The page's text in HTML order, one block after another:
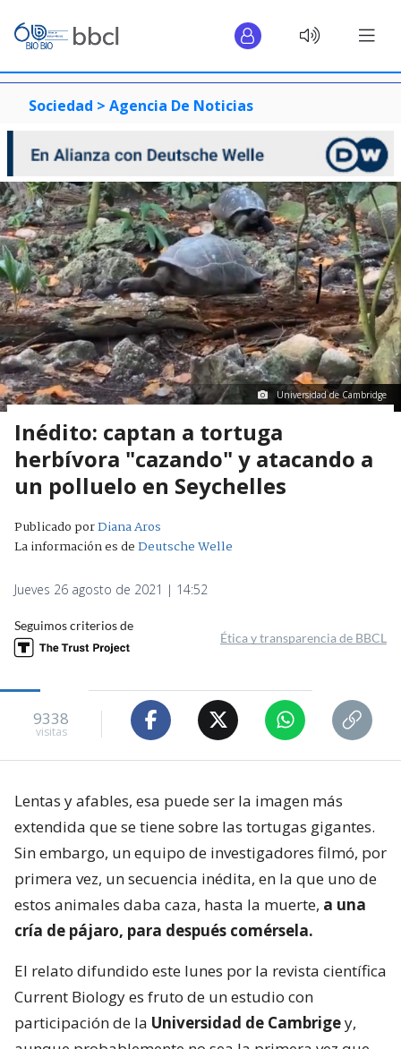
Sociedad > Agencia De Noticias
Universidad de Cambridge
Inédito: captan a tortuga
herbívora "cazando" y atacando a
un polluelo en Seychelles
Publicado porDiana Aros
La información es deDeutsche Welle
Jueves 26 agosto de 2021 | 14:52
Seguimos criterios de
Ética y transparencia de BBCL
9338
visitas
Lentas y afables, esa puede ser la imagen más
extendida que se tiene sobre las tortugas gigantes.
Sin embargo, un equipo de investigadores filmó, por
primera vez, un secuencia inédita, en la que uno de
estos animales daba caza, hasta la muerte, a una
cría de pájaro, para después comérsela.
El relato difundido este lunes por la revista científica
Current Biology es fruto de un estudio con
participación de la Universidad de Cambrigey,